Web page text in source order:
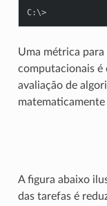
C:\>
Uma métrica
computacionais é
avaliação de
A figura abaixo
das tarefas é